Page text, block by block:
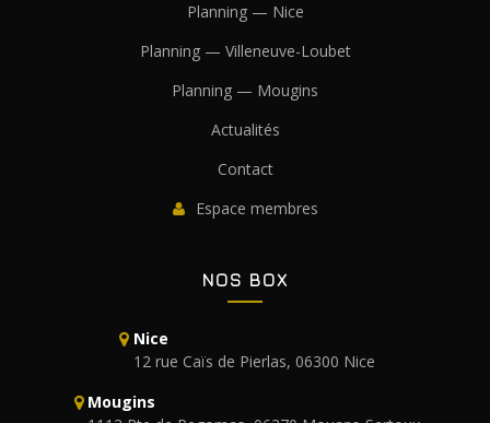
Planning — Nice
Planning — Villeneuve-Loubet
Planning — Mougins
Actualités
Contact
Espace membres
NOS BOX
Nice
12 rue Caïs de Pierlas, 06300 Nice
Mougins